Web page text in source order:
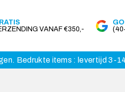
VANAF €350,-
Bedrukte items : levertijd 3-